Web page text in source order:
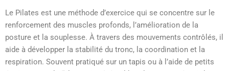
Le Pilates est une méthode d’exercice qui se concentre sur le
renforcement des muscles profonds, l’amélioration de la
posture et la souplesse. À travers des mouvements contrôlés, il
aide à développer la stabilité du tronc, la coordination et la
respiration. Souvent pratiqué sur un tapis ou à l’aide de petits